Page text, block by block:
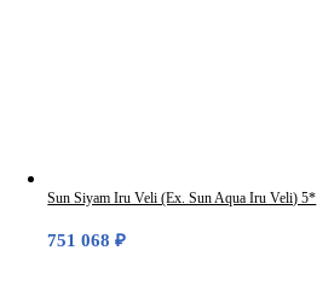
Sun Siyam Iru Veli (Ex. Sun Aqua Iru Veli) 5*
751 068₽